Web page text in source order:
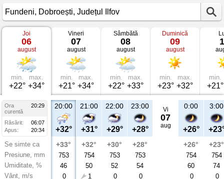
Vremea
Fundeni
Dobroești,
Județul
Ilfov
Joi
06
august
min.
+22°
max.
+34°
Vineri
07
august
min.
+21°
max.
+34°
Sâmbătă
08
august
min.
+22°
max.
+33°
Duminică
09
august
min.
+23°
max.
+32°
min.
+21°
Ora
20:29
curentă
Răsărit:
06:07
Apus:
20:34
Se simte ca
Presiune, mm
Umiditate, %
Vânt, m/s
20:00
+32°
+33°
753
46
0
21:00
+31°
+32°
754
50
1
22:00
+29°
+30°
753
52
0
23:00
+28°
+28°
753
54
0
Vi
07
aug
0:00
+26°
+26°
754
60
0
3:00
+23°
754
74
0